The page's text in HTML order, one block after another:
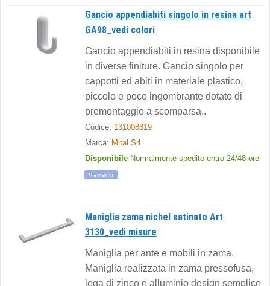
Gancio appendiabiti singolo in resina art
GA98_vedi colori
Gancio appendiabiti in resina disponibile
in diverse finiture. Gancio singolo per
cappotti ed abiti in materiale plastico,
piccolo e poco ingombrante dotato di
premontaggio a scomparsa..
Codice: 131008319
Marca: Mital Srl
Disponibile Normalmente spedito entro 24/48 ore
Maniglia zama nichel satinato Art
3130_vedi misure
Maniglia per ante e mobili in zama.
Maniglia realizzata in zama pressofusa,
lega di zinco e alluminio design semplice